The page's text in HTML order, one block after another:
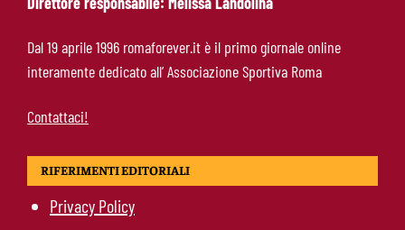
Roma-Molina, il colpo di D’Amico è geniale:
qualità ed esperienza a un prezzo da
occasione
Dal 19 aprile 1996 romaforever.it è il primo giornale online
interamente dedicato all’ Associazione Sportiva Roma
Contattaci!
RIFERIMENTI EDITORIALI
Privacy Policy